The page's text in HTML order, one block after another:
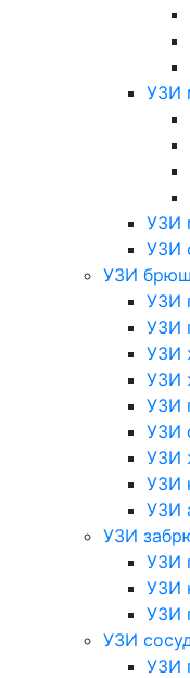
УЗИ
УЗИ
УЗИ
УЗИ
УЗИ
УЗИ
УЗИ
УЗИ
УЗИ
УЗИ
УЗИ
УЗИ
УЗИ
УЗИ
УЗИ
УЗИ
УЗИ
УЗИ
УЗИ